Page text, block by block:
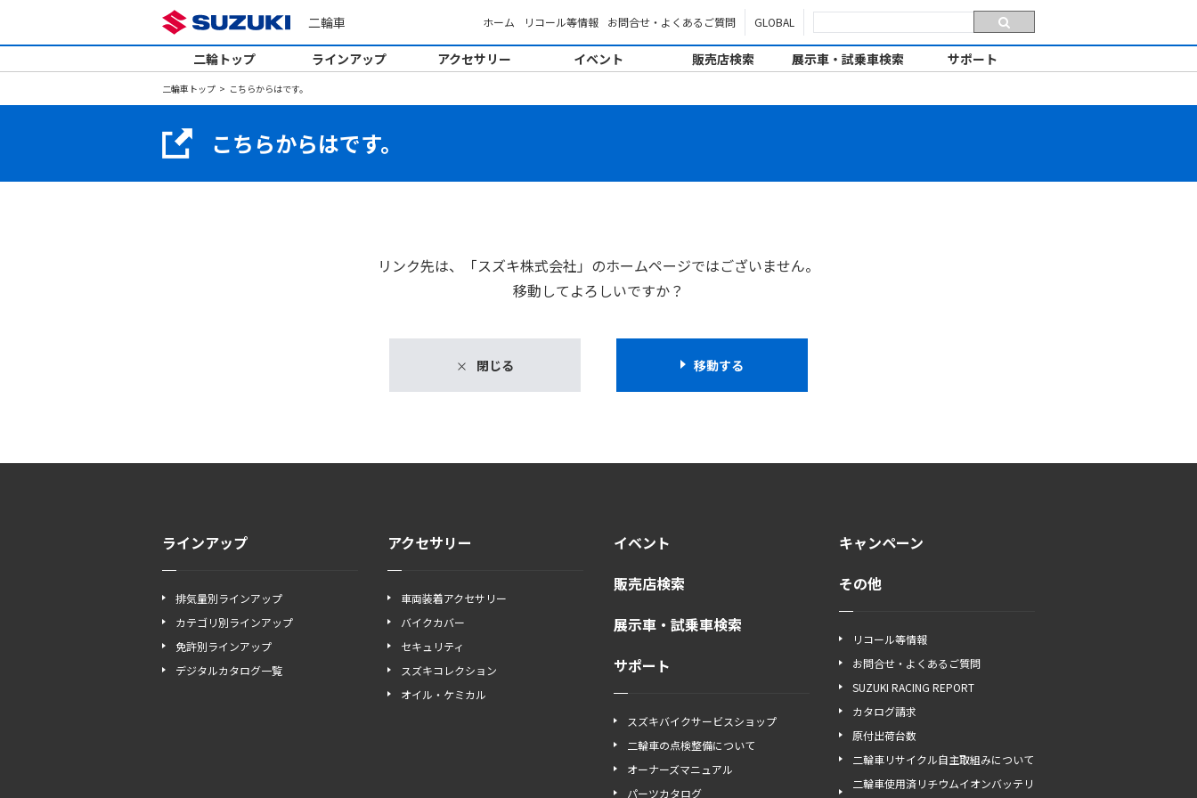
二輪車 ホーム リコール等情報 お問合せ・よくあるご質問 GLOBAL
二輪トップ ラインアップ アクセサリー イベント 販売店検索 展示車・試乗車検索 サポート
二輪車トップ こちらからはです。
こちらからはです。
リンク先は、「スズキ株式会社」のホームページではございません。
移動してよろしいですか？
閉じる 移動する
ラインアップ
排気量別ラインアップ
カテゴリ別ラインアップ
免許別ラインアップ
デジタルカタログ一覧
アクセサリー
車両装着アクセサリー
バイクカバー
セキュリティ
スズキコレクション
オイル・ケミカル
イベント
販売店検索
展示車・試乗車検索
サポート
スズキバイクサービスショップ
二輪車の点検整備について
オーナーズマニュアル
パーツカタログ
キャンペーン
その他
リコール等情報
お問合せ・よくあるご質問
SUZUKI RACING REPORT
カタログ請求
原付出荷台数
二輪車リサイクル自主取組みについて
二輪車使用済リチウムイオンバッテリ